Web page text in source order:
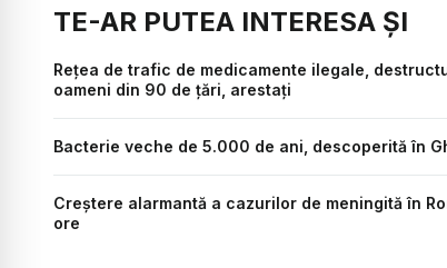
TE-AR PUTEA INTERESA ȘI
Rețea de trafic de medicamente ilegale,
oameni din 90 de țări, arestați
Bacterie veche de 5.000 de ani, descoperită în
Creștere alarmantă a cazurilor de meningită în
ore